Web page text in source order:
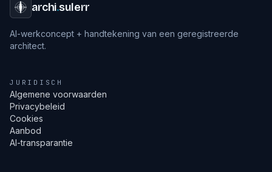
archi.sulerr
AI-werkconcept + handtekening van een geregistreerde
architect.
JURIDISCH
Algemene voorwaarden
Privacybeleid
Cookies
Aanbod
AI-transparantie